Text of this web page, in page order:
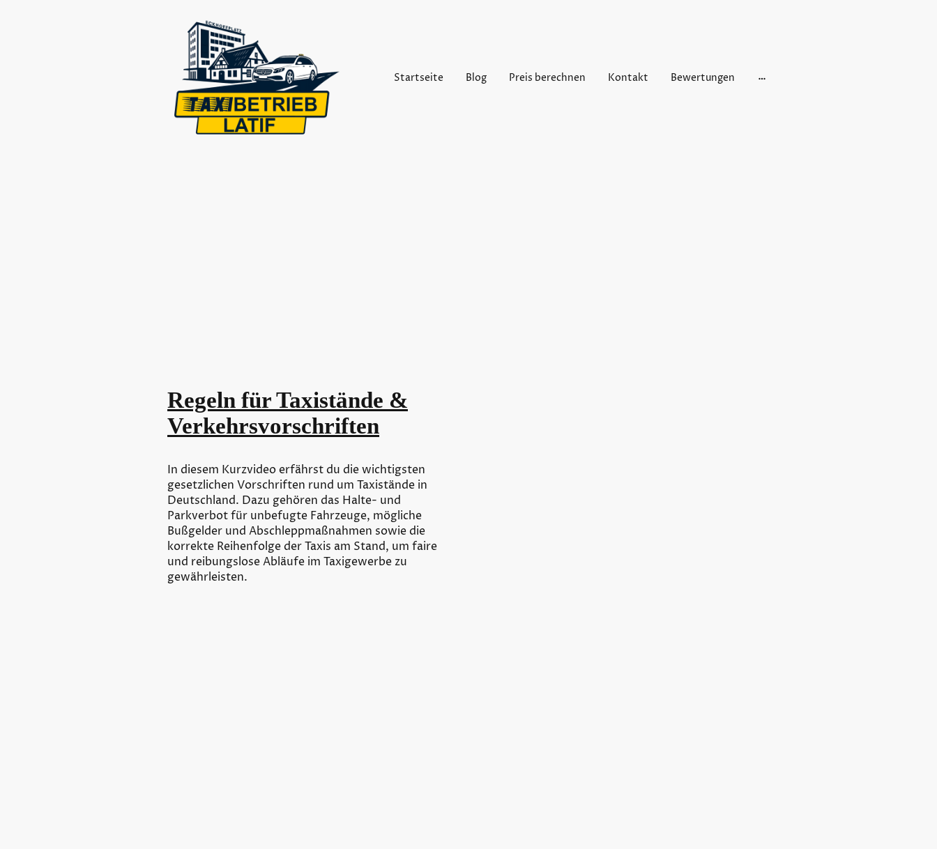
Startseite Blog Preis berechnen Kontakt Bewertungen
Regeln für Taxistände &
Verkehrsvorschriften
In diesem Kurzvideo erfährst du die wichtigsten
gesetzlichen Vorschriften rund um Taxistände in
Deutschland. Dazu gehören das Halte- und
Parkverbot für unbefugte Fahrzeuge, mögliche
Bußgelder und Abschleppmaßnahmen sowie die
korrekte Reihenfolge der Taxis am Stand, um faire
und reibungslose Abläufe im Taxigewerbe zu
gewährleisten.